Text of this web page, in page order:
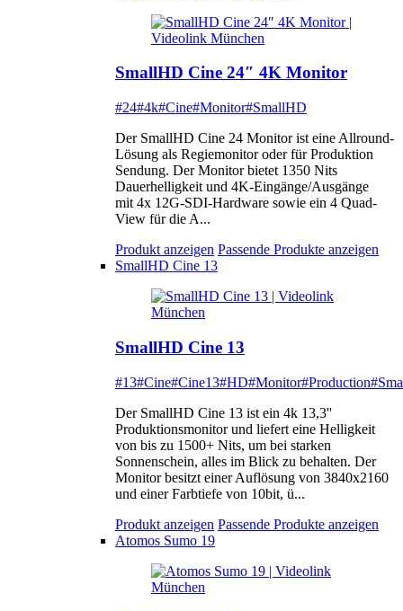
SmallHD Cine 24″ 4K Monitor
#24#4k#Cine#Monitor#SmallHD
Der SmallHD Cine 24 Monitor ist eine Allround-
Lösung als Regiemonitor oder für Produktion
Sendung. Der Monitor bietet 1350 Nits
Dauerhelligkeit und 4K-Eingänge/Ausgänge
mit 4x 12G-SDI-Hardware sowie ein 4 Quad-
View für die A...
Produkt anzeigen Passende Produkte anzeigen
SmallHD Cine 13
SmallHD Cine 13
#13#Cine#Cine13#HD#Monitor#Production
Der SmallHD Cine 13 ist ein 4k 13,3''
Produktionsmonitor und liefert eine Helligkeit
von bis zu 1500+ Nits, um bei starken
Sonnenschein, alles im Blick zu behalten. Der
Monitor besitzt einer Auflösung von 3840x2160
und einer Farbtiefe von 10bit, ü...
Produkt anzeigen Passende Produkte anzeigen
Atomos Sumo 19